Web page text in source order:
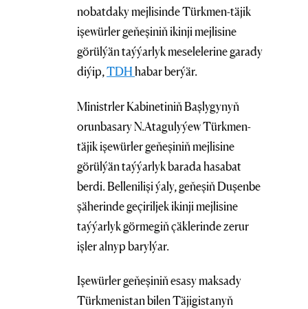
nobatdaky mejlisinde Türkmen-täjik
işewürler geňeşiniň ikinji mejlisine
görülýän taýýarlyk meselelerine garady
diýip,TDHhabar berýär.
Ministrler Kabinetiniň Başlygynyň
orunbasary N.Atagulyýew Türkmen-
täjik işewürler geňeşiniň mejlisine
görülýän taýýarlyk barada hasabat
berdi. Bellenilişi ýaly, geňeşiň Duşenbe
şäherinde geçiriljek ikinji mejlisine
taýýarlyk görmegiň çäklerinde zerur
işler alnyp barylýar.
Işewürler geňeşiniň esasy maksady
Türkmenistan bilen Täjigistanyň